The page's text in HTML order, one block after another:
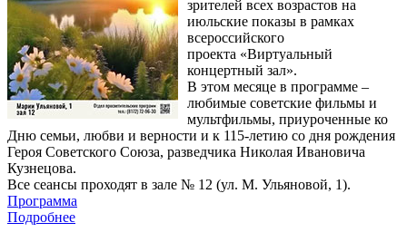
зрителей всех возрастов на
июльские показы в рамках
всероссийского
проекта «Виртуальный
концертный зал».
В этом месяце в программе –
любимые советские фильмы и
мультфильмы, приуроченные ко
Дню семьи, любви и верности и к 115-летию со дня рождения
Героя Советского Союза, разведчика Николая Ивановича
Кузнецова.
Все сеансы проходят в зале № 12 (ул. М. Ульяновой, 1).
Программа
Подробнее